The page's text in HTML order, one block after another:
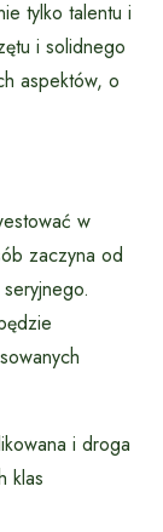
tylko talentu i
i solidnego
aspektów, o
w
zaczyna od
i droga
klas